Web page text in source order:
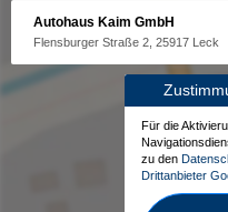
Autohaus Kaim GmbH
Flensburger Straße 2, 25917 Leck
Für die
zu den
Drittanbieter